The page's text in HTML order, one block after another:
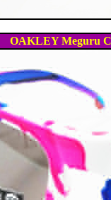
OAKLEY Meguru